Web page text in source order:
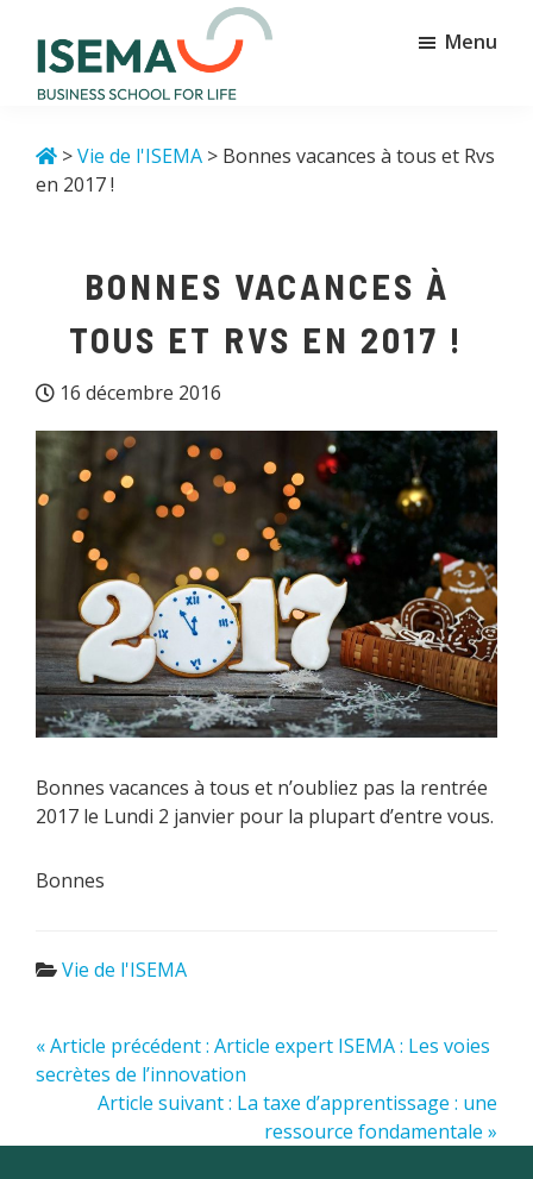
contenu
principal
pied
school
for
life
Menu
>Vie de l'ISEMA > Bonnes vacances à tous et Rvs
en 2017 !
BONNES VACANCES À
TOUS ET RVS EN 2017 !
16 décembre 2016
Bonnes vacances à tous et n’oubliez pas la rentrée
2017 le Lundi 2 janvier pour la plupart d’entre vous.
Bonnes
Vie de l'ISEMA
« Article précédent : Article expert ISEMA : Les voies
secrètes de l’innovation
Article suivant : La taxe d’apprentissage : une
ressource fondamentale »